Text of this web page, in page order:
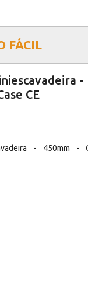
FÁCIL
-
CE
- 450mm -